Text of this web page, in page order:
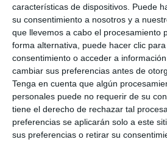
características de dispositivos. Puede
su consentimiento a nosotros y a
que llevemos a cabo el procesamiento
forma alternativa, puede hacer clic
consentimiento o acceder a
cambiar sus preferencias antes de
Tenga en cuenta que algún
personales puede no requerir de su
tiene el derecho de rechazar tal
preferencias se aplicarán solo a este
sus preferencias o retirar su
Por Mi Pueblo
solidaridad con
comunidad
POR MI PUEBLO
La Escuela de
Tineo celebra
con un
ACTUALIDAD